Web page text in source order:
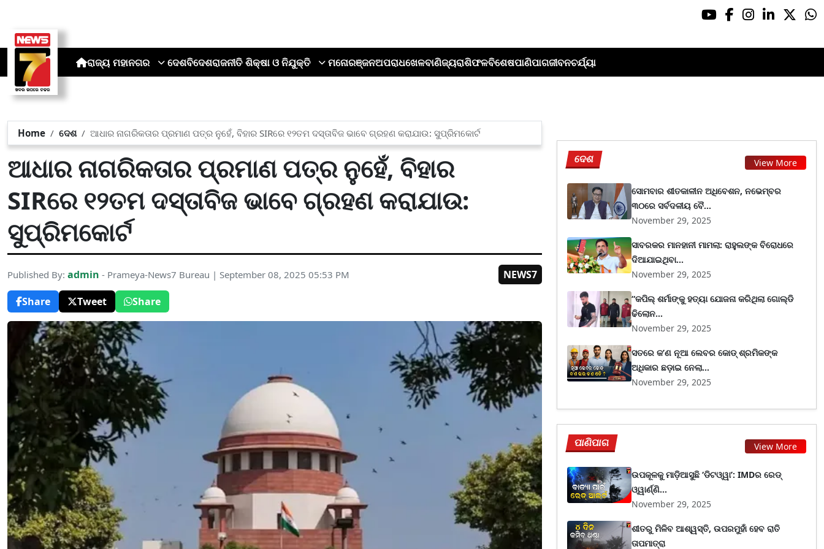
ରାଜ୍ୟ ମହାନଗର ଦେଶବିଦେଶରାଜନୀତି ଶିକ୍ଷା ଓ ନିଯୁକ୍ତି ମନୋରଞ୍ଜନଅପରାଧଖେଳବାଣିଜ୍ୟରାଶିଫଳବିଶେଷପାଣିପାଗଜୀବନଚର୍ଯ୍ୟା
Home ଦେଶ ଆଧାର ନାଗରିକତାର ପ୍ରମାଣ ପତ୍ର ନୁହେଁ, ବିହାର SIRରେ ୧୨ତମ ଦସ୍ତାବିଜ ଭାବେ ଗ୍ରହଣ କରାଯାଉ: ସୁପ୍ରିମକୋର୍ଟ
ଆଧାର ନାଗରିକତାର ପ୍ରମାଣ ପତ୍ର ନୁହେଁ, ବିହାର
SIRରେ ୧୨ତମ ଦସ୍ତାବିଜ ଭାବେ ଗ୍ରହଣ କରାଯାଉ:
ସୁପ୍ରିମକୋର୍ଟ
Published By: admin - Prameya-News7 Bureau | September 08, 2025 05:53 PM
NEWS7
Share
Tweet Share
ଦେଶ View More
ସୋମବାର ଶୀତକାଳୀନ ଅଧିବେଶନ, ନଭେମ୍ବର
୩୦ରେ ସର୍ବଦଳୀୟ ବୈ...
November 29, 2025
ସାବରକର ମାନହାନୀ ମାମଲା: ରାହୁଲଙ୍କ ବିରୋଧରେ
ଦିଆଯାଇଥିବା...
November 29, 2025
“କପିଲ୍ ଶର୍ମାଙ୍କୁ ହତ୍ୟା ଯୋଜନା କରିଥିଲା ଗୋଲ୍ଡି
ଢିଲୋନ...
November 29, 2025
ସତରେ କ’ଣ ନୂଆ ଲେବର କୋଡ୍‌ ଶ୍ରମିକଙ୍କ
ଅଧିକାର ଛଡ଼ାଇ ନେଲା...
November 29, 2025
ପାଣିପାଗ View More
ଉପକୂଳକୁ ମାଡ଼ିଆସୁଛି ‘ଡିଟଓ୍ୱା’: IMDର ରେଡ୍
ଓ୍ୱାର୍ଣ୍ଣି...
November 29, 2025
ଶୀତରୁ ମିଳିବ ଆଶ୍ୱସ୍ତି, ଉପରମୁହାଁ ହେବ ରାତି
ତାପମାତ୍ରା